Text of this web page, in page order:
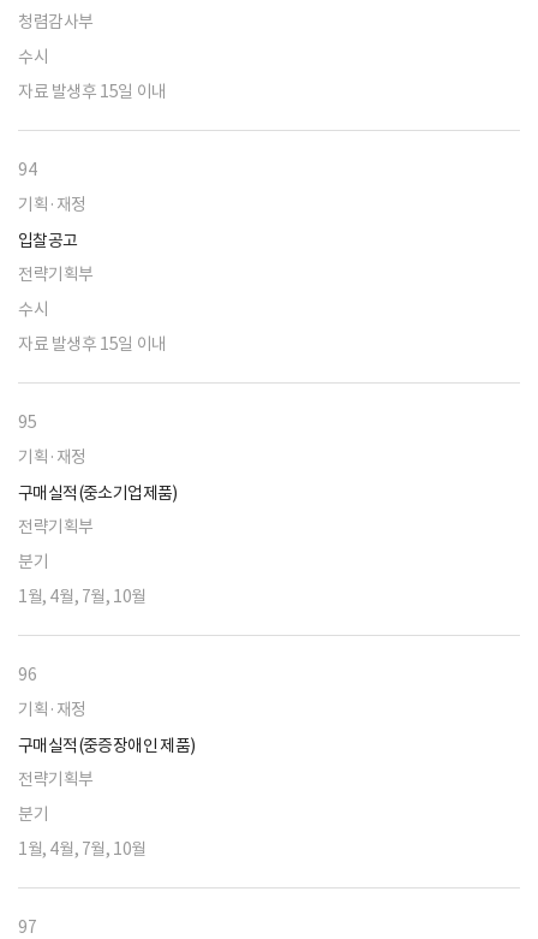
청렴감사부
수시
자료 발생후 15일 이내
94
기획·재정
입찰공고
전략기획부
수시
자료 발생후 15일 이내
95
기획·재정
구매실적(중소기업제품)
전략기획부
분기
1월, 4월, 7월, 10월
96
기획·재정
구매실적(중증장애인 제품)
전략기획부
분기
1월, 4월, 7월, 10월
97